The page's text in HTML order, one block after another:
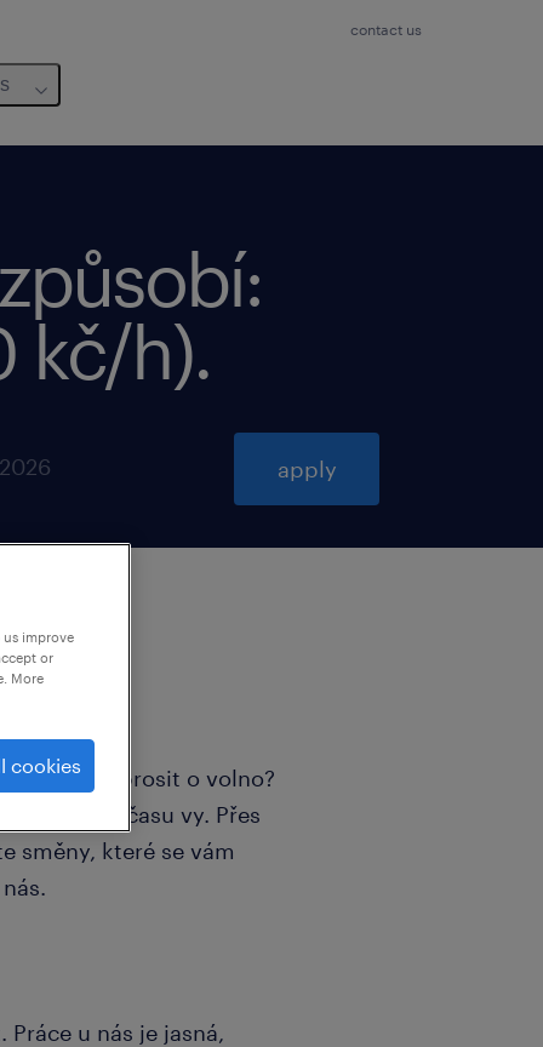
contact us
kč/h).
apply
nikoho prosit o volno?
svého času vy. Přes
směny, které se vám
u nás je jasná,
improve
or
More
cookies